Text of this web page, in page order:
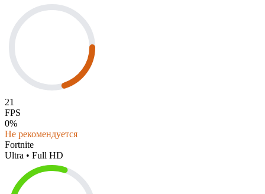
21
FPS
0%
Не рекомендуется
Fortnite
Ultra • Full HD